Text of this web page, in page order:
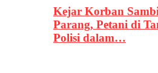
Kejar Korban
Parang, Petani di
Polisi dalam…